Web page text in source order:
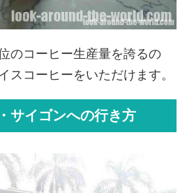
のコーヒー生産量を誇るの
スコーヒーをいただけます。
サイゴンへの行き方